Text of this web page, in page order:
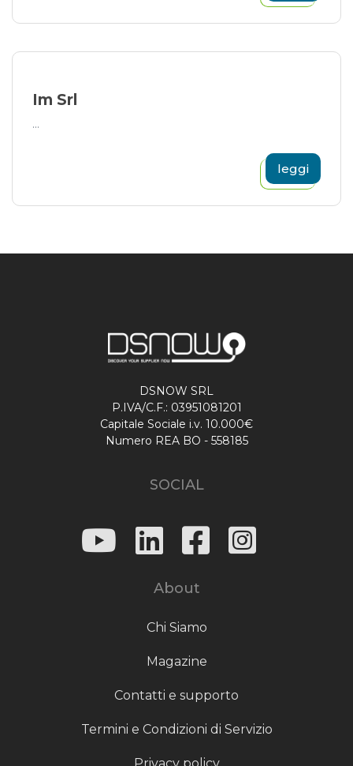
Im Srl
...
leggi
DSNOW SRL
P.IVA/C.F.: 03951081201
Capitale Sociale i.v. 10.000€
Numero REA BO - 558185
SOCIAL
About
Chi Siamo
Magazine
Contatti e supporto
Termini e Condizioni di Servizio
Privacy policy